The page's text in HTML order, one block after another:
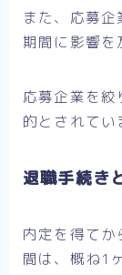
また、応募
期間に影響を
応募企業を
的とされてい
退職手続き
内定を得てか
間は、概ね1